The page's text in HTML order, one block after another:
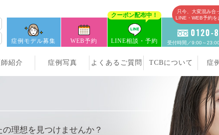
症例モデル募集 WEB予約
クーポン配布中！
LINE相談・予約
只今、大変混み合
LINE・WEB予約を
0120-
受付時間／9:00～
師紹介 症例写真 よくあるご質問 TCBについて 症
の理想を見つけませんか？